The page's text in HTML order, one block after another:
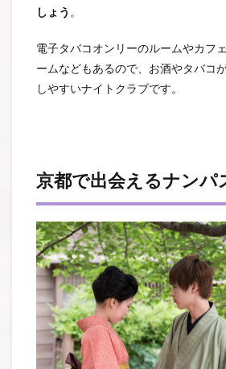
しょう 。
電子タバコオンリーのルームやカフ
ームなどもあるので、お酒やタバコ
しやすいナイトクラブです。
京都で出会えるナンパ